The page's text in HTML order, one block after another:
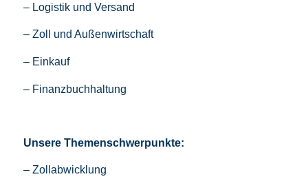
– Logistik und Versand
– Zoll und Außenwirtschaft
– Einkauf
– Finanzbuchhaltung
Unsere Themenschwerpunkte:
– Zollabwicklung